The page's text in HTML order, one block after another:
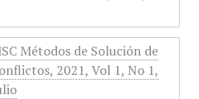
Métodos de Solución de
2021, Vol 1, No 1,